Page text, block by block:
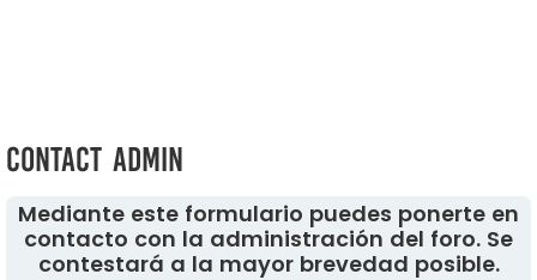
Contact Admin
Mediante este formulario puedes ponerte en
contacto con la administración del foro. Se
contestará a la mayor brevedad posible.